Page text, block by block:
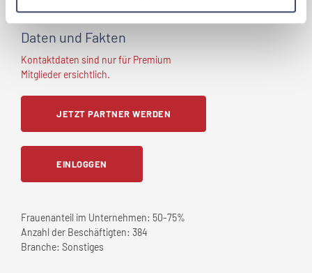
Daten und Fakten
Kontaktdaten sind nur für Premium
Mitglieder ersichtlich.
JETZT PARTNER WERDEN
EINLOGGEN
Frauenanteil im Unternehmen: 50-75%
Anzahl der Beschäftigten: 384
Branche: Sonstiges